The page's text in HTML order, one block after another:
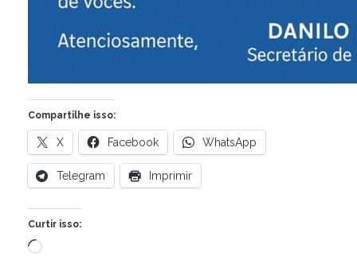
Compartilhe isso:
X Facebook WhatsApp
Telegram Imprimir
Curtir isso:
Carregando...